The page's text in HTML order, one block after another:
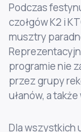
Podczas
czołgów K2 i
musztry
programie nie
przez grupy
ułanów, a
Dla wszystkich